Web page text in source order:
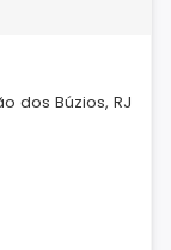
dos Búzios, RJ